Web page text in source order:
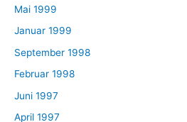
Mai 1999
Januar 1999
September 1998
Februar 1998
Juni 1997
April 1997